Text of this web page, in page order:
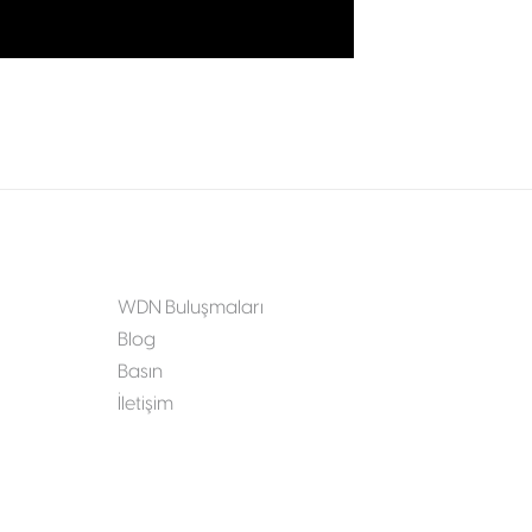
WDN Buluşmaları
Blog
Basın
İletişim